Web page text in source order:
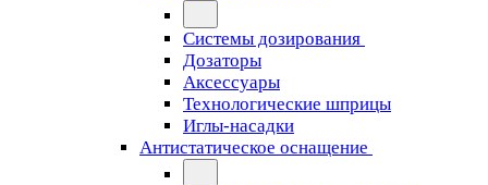
Системы дозирования
Дозаторы
Аксессуары
Технологические шприцы
Иглы-насадки
Антистатическое оснащение